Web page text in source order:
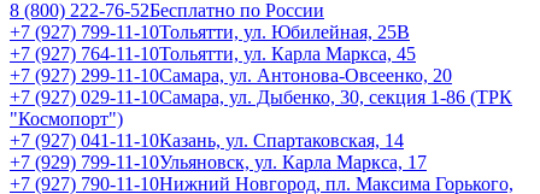
8 (800) 222-76-52Бесплатно по России
+7 (927) 799-11-10Тольятти, ул. Юбилейная, 25В
+7 (927) 764-11-10Тольятти, ул. Карла Маркса, 45
+7 (927) 299-11-10Самара, ул. Антонова-Овсеенко, 20
+7 (927) 029-11-10Самара, ул. Дыбенко, 30, секция 1-86 (ТРК
"Космопорт")
+7 (927) 041-11-10Казань, ул. Спартаковская, 14
+7 (929) 799-11-10Ульяновск, ул. Карла Маркса, 17
+7 (927) 790-11-10Нижний Новгород, пл. Максима Горького,